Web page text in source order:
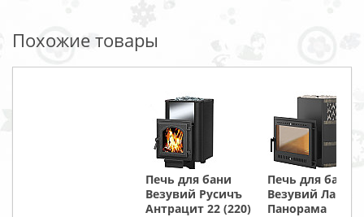
Похожие товары
Печь для бани
Везувий Русичъ
Антрацит 22 (220)
Печь для бани
Везувий Лава
Панорама